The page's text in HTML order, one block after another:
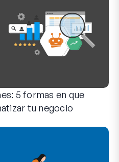
5 formas en que
tu negocio